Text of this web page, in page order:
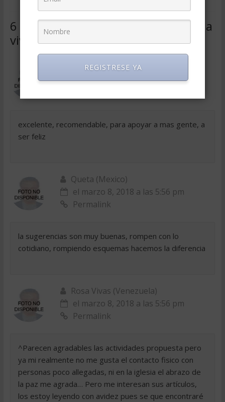
6 comentarios sobre “Aprendiendo a
vivir con alegria”
aleyda (Mexico)
el marzo 8, 2018 a las 5:56 pm
excelente, recomendable, para apoyar a mas gente, a
ser feliz
Queta (Mexico)
el marzo 8, 2018 a las 5:56 pm
Permalink
la sugerencias son muy buenas, rompen con lo
cotidiano, rompiendo esquemas hacemos la diferencia
Rosa Vivas (Venezuela)
el marzo 8, 2018 a las 5:56 pm
Permalink
^Parecen agradables las actividades propuesta pero
ya mi realmente no me gusta el contacto fisico con
personas poco allegadas, ni en la iglesia el abrazo de
la paz me agrada… Pero me interesan sus artículos,
los estoy leyendo con avidez pues se que encontraré
REGISTRESE YA